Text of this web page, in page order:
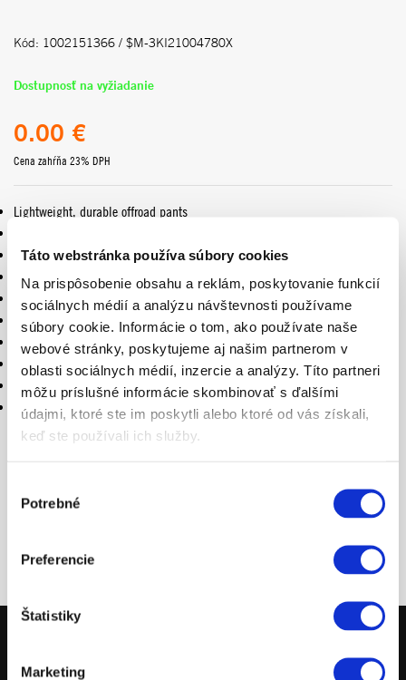
Táto webstránka používa súbory cookies
Na prispôsobenie obsahu a reklám, poskytovanie funkcií
sociálnych médií a analýzu návštevnosti používame
súbory cookie. Informácie o tom, ako používate naše
webové stránky, poskytujeme aj našim partnerom v
oblasti sociálnych médií, inzercie a analýzy. Títo partneri
môžu príslušné informácie skombinovať s ďalšími
údajmi, ktoré ste im poskytli alebo ktoré od vás získali,
keď ste používali ich služby.
súhlasu
Potrebné
Preferencie
Štatistiky
Marketing
Kód: 1002151366 / $M-3KI21004780X
Dostupnosť na vyžiadanie
0.00 €
Cena zahŕňa 23% DPH
Lightweight, durable offroad pants
Heatproof and abrasion-resistant leather knee reinforcement
Reinforced seams
Preformed knee structure
Elasticized panels in movement-intensive areas
Adjustable waistband
UV-resistant and fade-proof sublimation prints
Exclusively for KTM by KINI-Red Bull
86 % polyester / 10 % nylon / 4 % leather